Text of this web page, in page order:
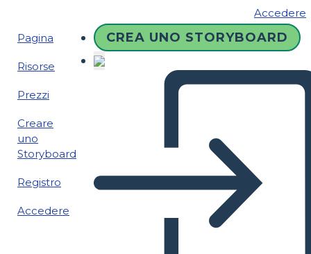
Accedere
Pagina
Risorse
Prezzi
Creare
uno
Storyboard
Registro
Accedere
CREA UNO STORYBOARD